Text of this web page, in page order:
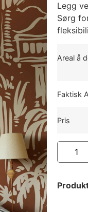
Legg
Sørg
Areal å
Faktisk
Pris